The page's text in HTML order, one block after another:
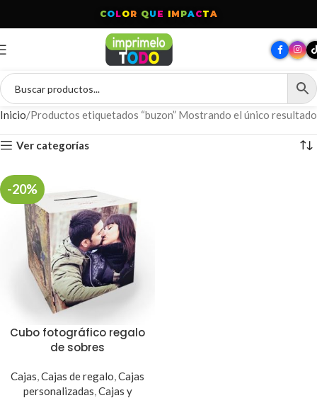
COLOR QU E IM PACTA
Inicio Productos etiquetados “buzon” Mostrando el único resultado
Ver categorías
-20%
Cubo fotográfico regalo
de sobres
Cajas,Cajas de regalo,Cajas
personalizadas,Cajas y